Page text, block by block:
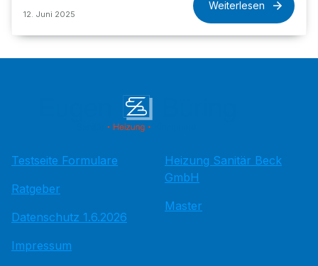
12. Juni 2025
Weiterlesen
Testseite Formulare
Ratgeber
Datenschutz 1.6.2026
Impressum
Heizung Sanitär Beck
GmbH
Master